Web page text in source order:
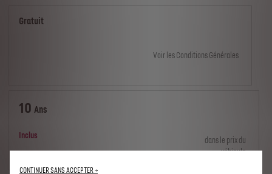
Gratuit
Voir les Conditions Générales
10 Ans
Inclus
dans le prix du
véhicule
CONTINUER SANS ACCEPTER →